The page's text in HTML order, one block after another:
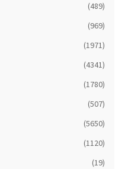
(489)
(969)
(1971)
(4341)
(1780)
(507)
(5650)
(1120)
(19)